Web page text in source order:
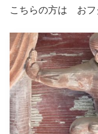
こちらの方は おフ